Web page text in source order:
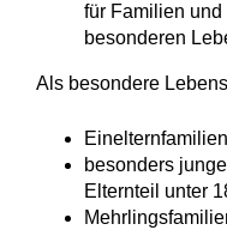
für Familien
besonderen
Als besondere
besonders
Elternteil unter